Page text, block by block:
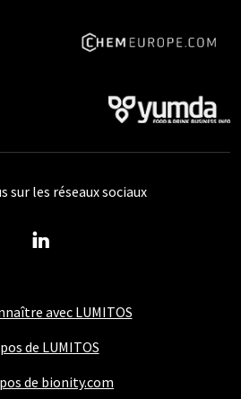
avec LUMITOS
de LUMITOS
de bionity.com
sur les réseaux sociaux